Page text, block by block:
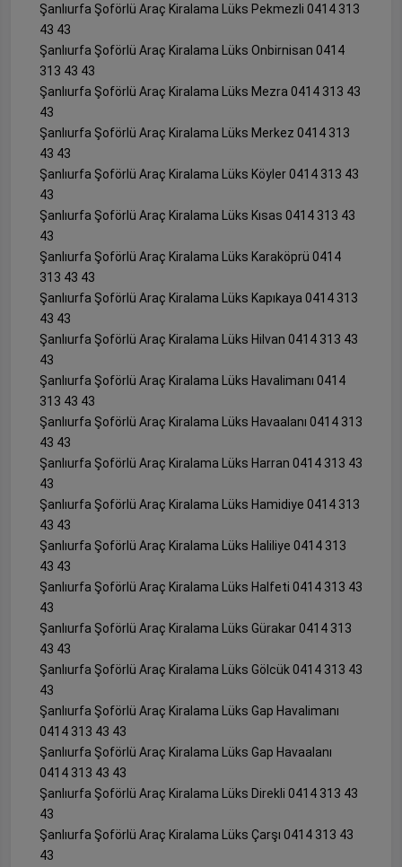
Şanlıurfa Şoförlü Araç Kiralama Lüks Pekmezli 0414 313
43 43
Şanlıurfa Şoförlü Araç Kiralama Lüks Onbirnisan 0414
313 43 43
Şanlıurfa Şoförlü Araç Kiralama Lüks Mezra 0414 313 43
43
Şanlıurfa Şoförlü Araç Kiralama Lüks Merkez 0414 313
43 43
Şanlıurfa Şoförlü Araç Kiralama Lüks Köyler 0414 313 43
43
Şanlıurfa Şoförlü Araç Kiralama Lüks Kısas 0414 313 43
43
Şanlıurfa Şoförlü Araç Kiralama Lüks Karaköprü 0414
313 43 43
Şanlıurfa Şoförlü Araç Kiralama Lüks Kapıkaya 0414 313
43 43
Şanlıurfa Şoförlü Araç Kiralama Lüks Hilvan 0414 313 43
43
Şanlıurfa Şoförlü Araç Kiralama Lüks Havalimanı 0414
313 43 43
Şanlıurfa Şoförlü Araç Kiralama Lüks Havaalanı 0414 313
43 43
Şanlıurfa Şoförlü Araç Kiralama Lüks Harran 0414 313 43
43
Şanlıurfa Şoförlü Araç Kiralama Lüks Hamidiye 0414 313
43 43
Şanlıurfa Şoförlü Araç Kiralama Lüks Haliliye 0414 313
43 43
Şanlıurfa Şoförlü Araç Kiralama Lüks Halfeti 0414 313 43
43
Şanlıurfa Şoförlü Araç Kiralama Lüks Gürakar 0414 313
43 43
Şanlıurfa Şoförlü Araç Kiralama Lüks Gölcük 0414 313 43
43
Şanlıurfa Şoförlü Araç Kiralama Lüks Gap Havalimanı
0414 313 43 43
Şanlıurfa Şoförlü Araç Kiralama Lüks Gap Havaalanı
0414 313 43 43
Şanlıurfa Şoförlü Araç Kiralama Lüks Direkli 0414 313 43
43
Şanlıurfa Şoförlü Araç Kiralama Lüks Çarşı 0414 313 43
43